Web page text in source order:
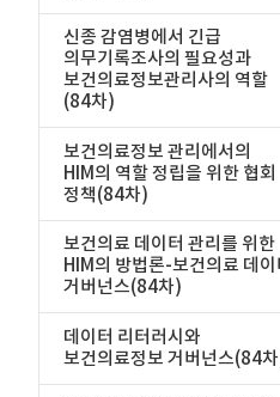
신종 감염병에서 긴급
의무기록조사의 필요성과
보건의료정보관리사의 역할
(84차)
보건의료정보 관리에서의
HIM의 역할 정립을 위한 협회
정책(84차)
보건의료 데이터 관리를 위한
HIM의 방법론-보건의료 데이
거버넌스(84차)
데이터 리터러시와
보건의료정보 거버넌스(84